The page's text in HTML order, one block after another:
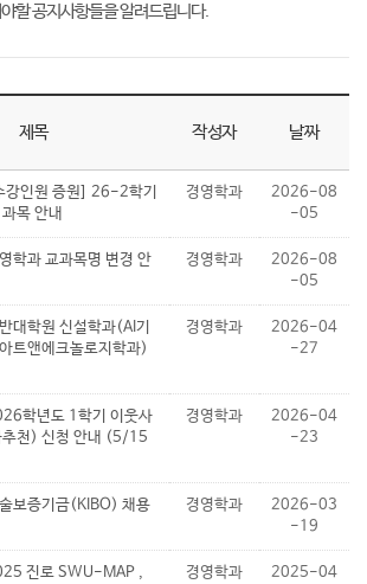
할 공지사항들을 알려드립니다.
제목 작성자 날짜
강인원 증원] 26-2학기
목 안내
경영학과
2026-08
-05
학과 교과목명 변경 안
경영학과
2026-08
-05
대학원 신설학과(AI기
트앤에크놀로지학과)
경영학과
2026-04
-27
학년도 1학기 이웃사
추천) 신청 안내 (5/15
경영학과
2026-04
-23
보증기금(KIBO) 채용
경영학과
2026-03
-19
진로 SWU-MAP ,
경영학과
2025-04